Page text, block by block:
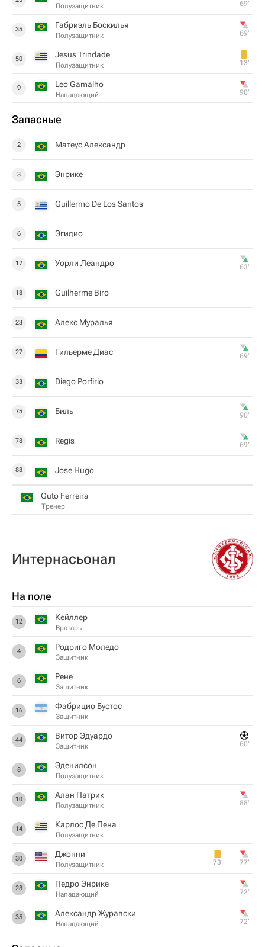
Полузащитник 69‎’‎
35 Габриэль Боскилья
Полузащитник 69‎’‎
50 Jesus Trindade
Полузащитник 13‎’‎
9 Leo Gamalho
Нападающий 90‎’‎
Запасные
2 Матеус Александр
3 Энрике
5 Guillermo De Los Santos
6 Эгидио
17 Уорли Леандро 63‎’‎
18 Guilherme Biro
23 Алекс Муралья
27 Гильерме Диас 69‎’‎
33 Diego Porfirio
75 Биль 90‎’‎
78 Regis 69‎’‎
88 Jose Hugo
Guto Ferreira
Тренер
Интернасьонал
На поле
12 Кейллер
Вратарь
4 Родриго Моледо
Защитник
6 Рене
Защитник
16 Фабрицио Бустос
Защитник
44 Витор Эдуардо
Защитник 60‎’‎
8 Эденилсон
Полузащитник
10 Алан Патрик
Полузащитник 88‎’‎
14 Карлос Де Пена
Полузащитник
30 Джонни
Полузащитник 73‎’‎ 77‎’‎
28 Педро Энрике
Нападающий 72‎’‎
35 Александр Журавски
Нападающий 72‎’‎